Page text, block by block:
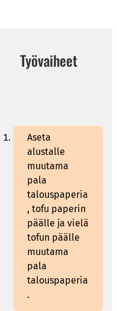
Työvaiheet
Aseta
alustalle
muutama
pala
talouspaperia
, tofu paperin
päälle ja vielä
tofun päälle
muutama
pala
talouspaperia
.